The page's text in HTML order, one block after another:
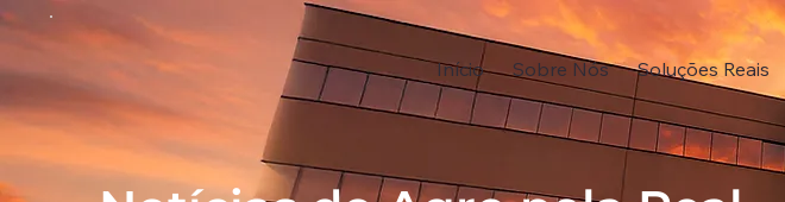
Início Sobre Nós Soluções Reais